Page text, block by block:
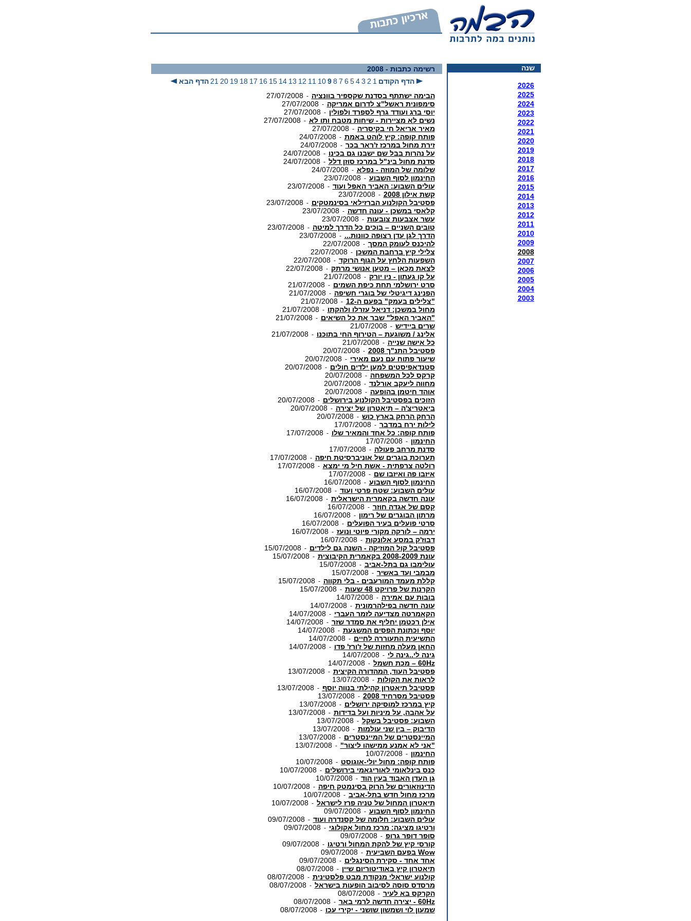
שנה
2026
2025
2024
2023
2022
2021
2020
2019
2018
2017
2016
2015
2014
2013
2012
2011
2010
2009
2008
2007
2006
2005
2004
2003
רשימה כתבות - 2008
הדף הקודם 1
2
3
4
5
6
7
8
9
10
11
12
13
14
15
16
17
18
19
20
21 הדף הבא
הבימה ישתתף בסדנת שקספיר בוונציה -
27/07/2008
סימפונית ראשל"צ לדרום אמריקה -
27/07/2008
יוסי ברג ועודד גרף לספרד ולפולין -
27/07/2008
נשים לא מציירות - שיחות מטבח ותו לא -
27/07/2008
מאיר אריאל חי בקיסריה -
27/07/2008
פותח קופה: קיץ לוהט באמת -
24/07/2008
זירת מחול במרכז ז'ראר בכר -
24/07/2008
על נהרות בבל שם ישבנו גם בכינו -
24/07/2008
סדנת מחול בינ"ל במרכז סוזן דלל -
24/07/2008
שלומה של המוזה - נפלא -
24/07/2008
החינמון לסוף השבוע -
23/07/2008
עולים השבוע: האביר האפל ועוד -
23/07/2008
קשת אילון 2008
-
23/07/2008
פסטיבל הקולנוע הברזילאי בסינמטקים -
23/07/2008
קלאסי במשכן - עונה חדשה -
23/07/2008
עשר אצבעות צובעות -
23/07/2008
טובים השניים – בוכים כל הדרך למיטה -
23/07/2008
הדרך לגן עדן רצופה כוונות... -
23/07/2008
להיכנס לעומק המסך -
22/07/2008
צלילי קיץ ברחבת המשכן -
22/07/2008
השפעות הלחץ על הגוף הרוקד -
22/07/2008
לצאת מכאן – מטען אנושי מרתק -
22/07/2008
על קו געתון - ניו יורק -
21/07/2008
סרט ירושלמי תחת כיפת השמים -
21/07/2008
הפנינג דיגיטלי של בוגרי חשיפה -
21/07/2008
"צלילים בעמק" בפעם ה-12
-
21/07/2008
מחול במשכן: דניאל עזרלו ולהקתו -
21/07/2008
"האביר האפל" שבר את כל השיאים -
21/07/2008
שרים ביידיש -
21/07/2008
אלינג / משוגעת – הטירוף החי בתוכנו -
21/07/2008
כל אישה שנייה -
21/07/2008
פסטיבל התנ"ך 2008
-
20/07/2008
שיעור פתוח עם נעם מאירי -
20/07/2008
סטנדאפיסטים למען ילדים חולים -
20/07/2008
קרקס לכל המשפחה -
20/07/2008
מחווה ליעקב אורלנד -
20/07/2008
אוהד חיטמן בהופעה -
20/07/2008
הזוכים בפסטיבל הקולנוע בירושלים -
20/07/2008
ביאטריצ'ה – תיאטרון של יצירה -
20/07/2008
הרחק הרחק בארץ כוש -
20/07/2008
לילות ירח במדבר -
17/07/2008
פותח קופה: כל אחד והמאיר שלו -
17/07/2008
החינמון -
17/07/2008
סדנת מרחב פעולה -
17/07/2008
תערוכת בוגרים של אוניברסיטת חיפה -
17/07/2008
רולטה צרפתית - אשת חיל מי ימצא -
17/07/2008
איזבו פה ואיזבו שם -
17/07/2008
החינמון לסוף השבוע -
16/07/2008
עולים השבוע: שטח פרטי ועוד -
16/07/2008
עונה חדשה בקאמרית הישראלית -
16/07/2008
קסם של אגדה חוזר -
16/07/2008
מרתון הבוגרים של רימון -
16/07/2008
סרטי פועלים בעיר הפועלים -
16/07/2008
ירמה – לורקה מקורי פיוטי ונועז -
16/07/2008
דבוז'ק במסע אלונקות -
16/07/2008
פסטיבל קול המוזיקה - השנה גם לילדים -
15/07/2008
עונת 2008-2009 בקאמרית הקיבוצית
-
15/07/2008
עולימבו גם בתל-אביב -
15/07/2008
מבמבי ועד באשיר -
15/07/2008
קללת מעמד המורעבים - בלי תקווה -
15/07/2008
הקרנות של פרויקט 48 שעות
-
15/07/2008
בובות עם אמירה -
14/07/2008
עונה חדשה בפילהרמונית -
14/07/2008
הקאמרטה מצדיעה לזמר העברי -
14/07/2008
אילן רכטמן יחליף את סמדר שזר -
14/07/2008
יוסף וכתונת הפסים המשגעת -
14/07/2008
התשיעית התעוררה לחיים -
14/07/2008
החאן מעלה מחזות של ז'ורז' פדו -
14/07/2008
גינה לי..גינה לי -
14/07/2008
60Hz – מכת חשמל
-
14/07/2008
פסטיבל העוד, המהדורה הקיצית -
13/07/2008
לראות את הקולות -
13/07/2008
פסטיבל תיאטרון קהילתי בנווה יוסף -
13/07/2008
פסטיבל מסרחיד 2008
-
13/07/2008
קיץ במרכז למוסיקה ירושלים -
13/07/2008
על אהבה, על מיניות ועל בדידות -
13/07/2008
השבוע: פסטיבל בשקל -
13/07/2008
הדיבוק – בין שני עולמות -
13/07/2008
המיינסטרים של המיינסטרים -
13/07/2008
"אני לא אמנע ממישהו ליצור" -
13/07/2008
החינמון -
10/07/2008
פותח קופה: מחול יולי-אוגוסט -
10/07/2008
כנס בינלאומי לאוריגאמי בירושלים -
10/07/2008
גן העדן האבוד בעין הוד -
10/07/2008
הדינוזאורים של הרוק בסינמטק חיפה -
10/07/2008
מרכז מחול חדש בתל-אביב -
10/07/2008
תיאטרון המחול של טניה פרז לישראל -
10/07/2008
החינמון לסוף השבוע -
09/07/2008
עולים השבוע: חלומה של קסנדרה ועוד -
09/07/2008
ורטיגו מציגה: מרכז מחול אקולוגי -
09/07/2008
סופר דופר גרופ -
09/07/2008
קורסי קיץ של להקת המחול ורטיגו -
09/07/2008
Wow בפעם השביעית
-
09/07/2008
אחד אחד - סקירת הסינגלים -
09/07/2008
תיאטרון קיץ באודיטוריום שיין -
08/07/2008
קולנוע ישראלי מנקודת מבט פלסטינית -
08/07/2008
מרסדס סוסה לסיבוב הופעות בישראל -
08/07/2008
הקרקס בא לעיר -
08/07/2008
60Hz - יצירה חדשה לרמי באר
-
08/07/2008
שמעון לוי ושמשון שושני - יקירי עכו -
08/07/2008